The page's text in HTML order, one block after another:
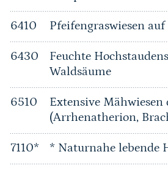
6410 Pfeifengraswiesen
6430
Feuchte
Waldsäume
6510
Extensive
(Arrhenatherion,
7110* * Naturnahe lebende